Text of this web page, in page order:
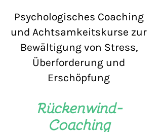
Psychologisches Coaching
und Achtsamkeitskurse zur
Bewältigung von Stress,
Überforderung und
Erschöpfung
Rückenwind-
Coaching